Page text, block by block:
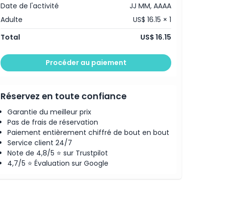
Date de l'activité
JJ MM, AAAA
Adulte
US$ 16.15 × 1
Total
US$ 16.15
Procéder au paiement
Réservez en toute confiance
Garantie du meilleur prix
Pas de frais de réservation
Paiement entièrement chiffré de bout en bout
Service client 24/7
Note de 4,8/5 ⭐ sur Trustpilot
4,7/5 ⭐ Évaluation sur Google